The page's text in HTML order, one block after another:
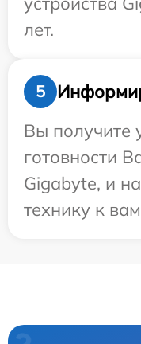
лет.
5
Вы получите
готовности
Gigabyte, и
технику к